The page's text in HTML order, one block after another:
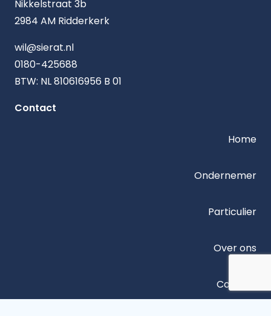
Nikkelstraat 3b
2984 AM Ridderkerk
wil@sierat.nl
0180-425688
BTW: NL 810616956 B 01
Contact
Home
Ondernemer
Particulier
Over ons
Contact